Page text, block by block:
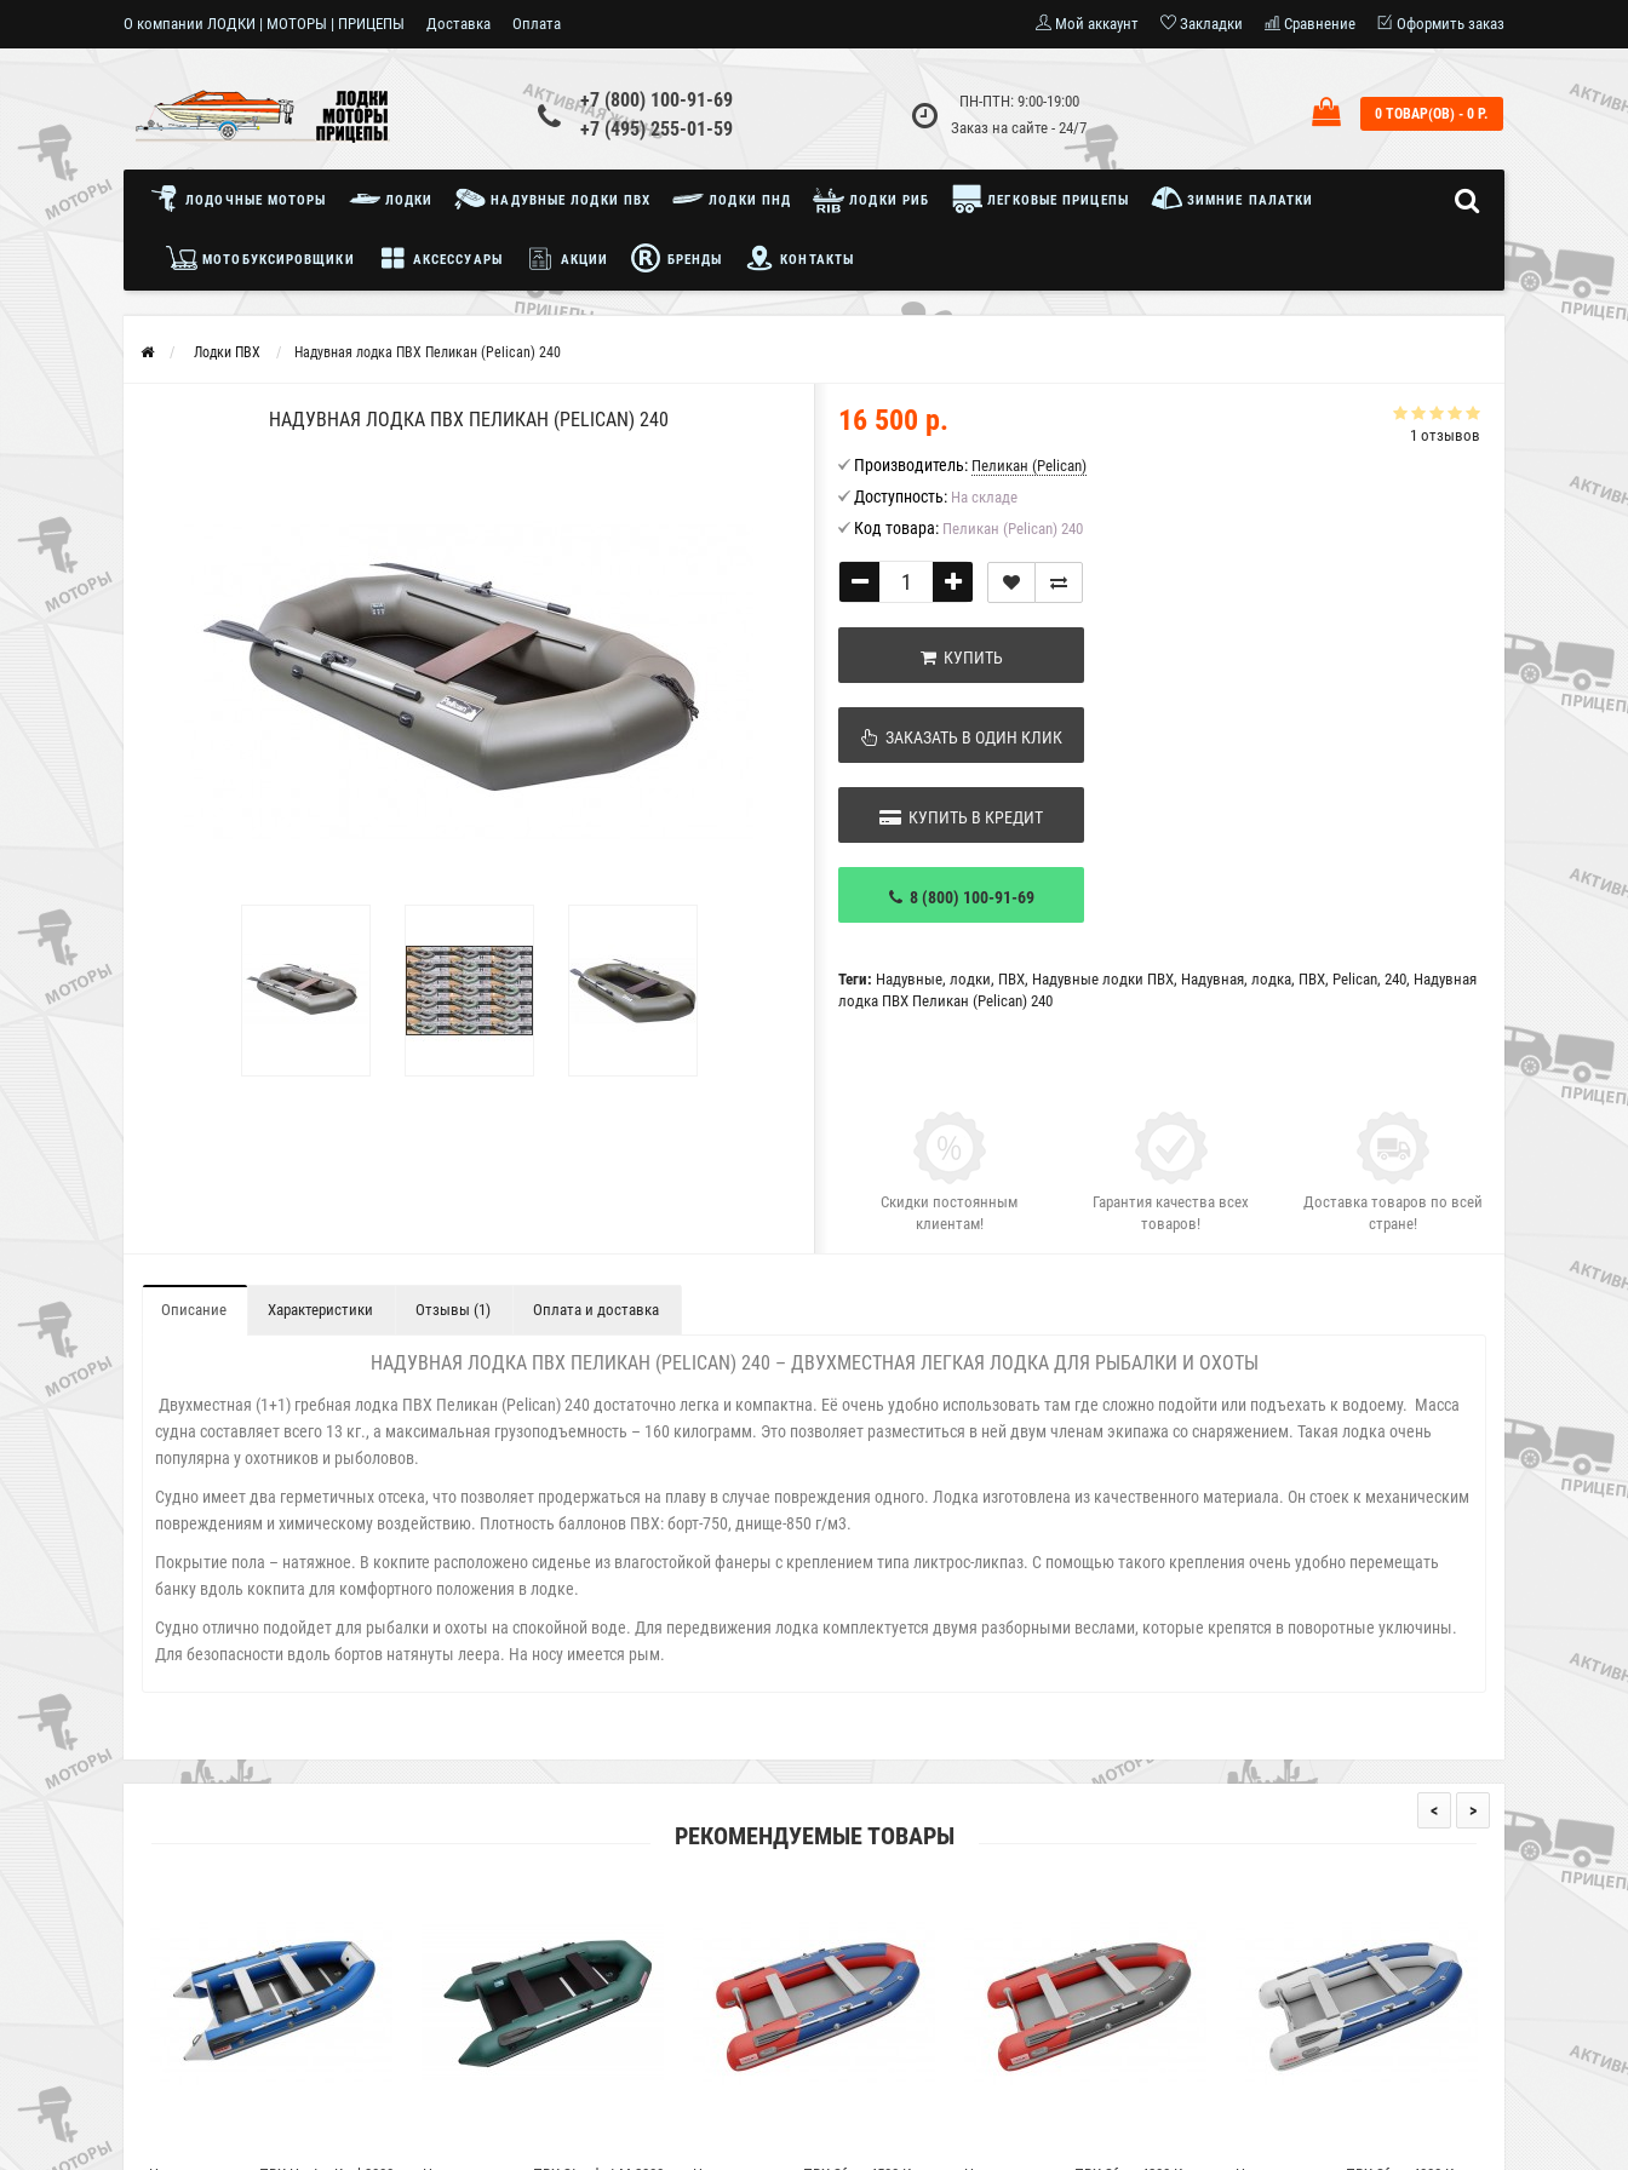
О компании ЛОДКИ | МОТОРЫ | ПРИЦЕПЫ Доставка Оплата Мой аккаунт Закладки Сравнение Оформить заказ
+7 (800) 100-91-69
+7 (495) 255-01-59
ПН-ПТН: 9:00-19:00
Заказ на сайте - 24/7
0 ТОВАР(ОВ) - 0 Р.
ЛОДОЧНЫЕ МОТОРЫ ЛОДКИ НАДУВНЫЕ ЛОДКИ ПВХ ЛОДКИ ПНД ЛОДКИ РИБ ЛЕГКОВЫЕ ПРИЦЕПЫ ЗИМНИЕ ПАЛАТКИ
МОТОБУКСИРОВЩИКИ АКСЕССУАРЫ АКЦИИ БРЕНДЫ КОНТАКТЫ
Лодки ПВХ Надувная лодка ПВХ Пеликан (Pelican) 240
НАДУВНАЯ ЛОДКА ПВХ ПЕЛИКАН (PELICAN) 240
1 отзывов
16 500 р.
Производитель: Пеликан (Pelican)
Доступность: На складе
Код товара: Пеликан (Pelican) 240
КУПИТЬ
ЗАКАЗАТЬ В ОДИН КЛИК
КУПИТЬ В КРЕДИТ
8 (800) 100-91-69
Теги: Надувные, лодки, ПВХ, Надувные лодки ПВХ, Надувная, лодка, ПВХ, Pelican, 240, Надувная
лодка ПВХ Пеликан (Pelican) 240
Скидки постоянным
клиентам!
Гарантия качества всех
товаров!
Доставка товаров по всей
стране!
Описание Характеристики Отзывы (1) Оплата и доставка
НАДУВНАЯ ЛОДКА ПВХ ПЕЛИКАН (PELICAN) 240 – ДВУХМЕСТНАЯ ЛЕГКАЯ ЛОДКА ДЛЯ РЫБАЛКИ И ОХОТЫ
Двухместная (1+1) гребная лодка ПВХ Пеликан (Pelican) 240 достаточно легка и компактна. Её очень удобно использовать там где сложно подойти или подъехать к водоему. Масса
судна составляет всего 13 кг., а максимальная грузоподъемность – 160 килограмм. Это позволяет разместиться в ней двум членам экипажа со снаряжением. Такая лодка очень
популярна у охотников и рыболовов.
Судно имеет два герметичных отсека, что позволяет продержаться на плаву в случае повреждения одного. Лодка изготовлена из качественного материала. Он стоек к механическим
повреждениям и химическому воздействию. Плотность баллонов ПВХ: борт-750, днище-850 г/м3.
Покрытие пола – натяжное. В кокпите расположено сиденье из влагостойкой фанеры с креплением типа ликтрос-ликпаз. С помощью такого крепления очень удобно перемещать
банку вдоль кокпита для комфортного положения в лодке.
Судно отлично подойдет для рыбалки и охоты на спокойной воде. Для передвижения лодка комплектуется двумя разборными веслами, которые крепятся в поворотные уключины.
Для безопасности вдоль бортов натянуты леера. На носу имеется рым.
РЕКОМЕНДУЕМЫЕ ТОВАРЫ
< >